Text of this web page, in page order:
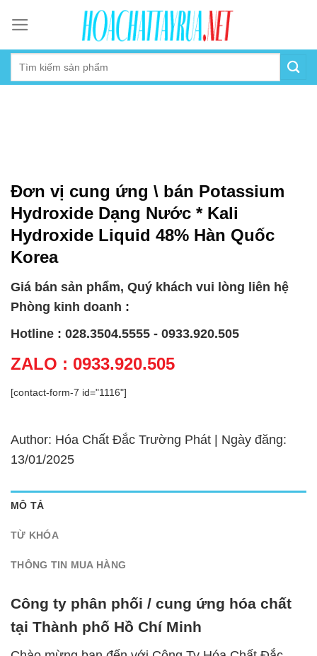
content
Đơn vị cung ứng \ bán Potassium
Hydroxide Dạng Nước * Kali
Hydroxide Liquid 48% Hàn Quốc
Korea
Giá bán sản phẩm, Quý khách vui lòng liên hệ
Phòng kinh doanh :
Hotline : 028.3504.5555 - 0933.920.505
ZALO : 0933.920.505
[contact-form-7 id="1116"]
Author: Hóa Chất Đắc Trường Phát | Ngày đăng:
13/01/2025
MÔ TẢ
TỪ KHÓA
THÔNG TIN MUA HÀNG
Công ty phân phối / cung ứng hóa chất
tại Thành phố Hồ Chí Minh